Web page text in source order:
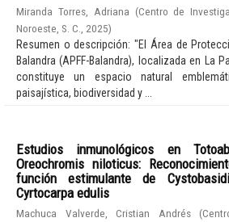
Miranda Torres, Adriana (Centro de
Noroeste, S. C.
2025)
Resumen o descripción: "El Área de
Balandra (APFF-Balandra), localizada en La
constituye un espacio natural
paisajística, biodiversidad y ...
Estudios inmunológicos en
Oreochromis niloticus:
función estimulante de
Cyrtocarpa edulis
Machuca Valverde, Cristian Andrés (